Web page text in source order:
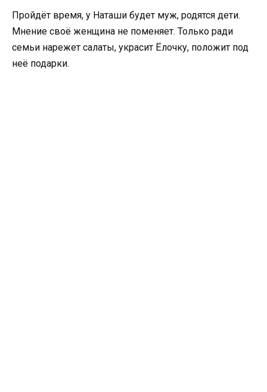
Пройдёт время, у Наташи будет муж, родятся дети.
Мнение своё женщина не поменяет. Только ради
семьи нарежет салаты, украсит Ёлочку, положит под
неё подарки.